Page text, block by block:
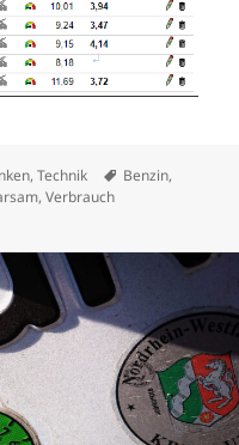
,Technik Schlagwörter
Benzin,
,Verbrauch